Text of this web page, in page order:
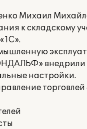
Михаил
к складскому
внедрили
настройки.